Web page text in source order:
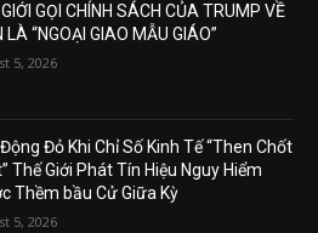
GỌI CHÍNH SÁCH CỦA TRUMP VỀ
LÀ “NGOẠI GIAO MẪU GIÁO”
5, 2026
Đỏ Khi Chỉ Số Kinh Tế “Then Chốt
Thế Giới Phát Tín Hiệu Nguy Hiểm
Thềm bầu Cử Giữa Kỳ
5, 2026